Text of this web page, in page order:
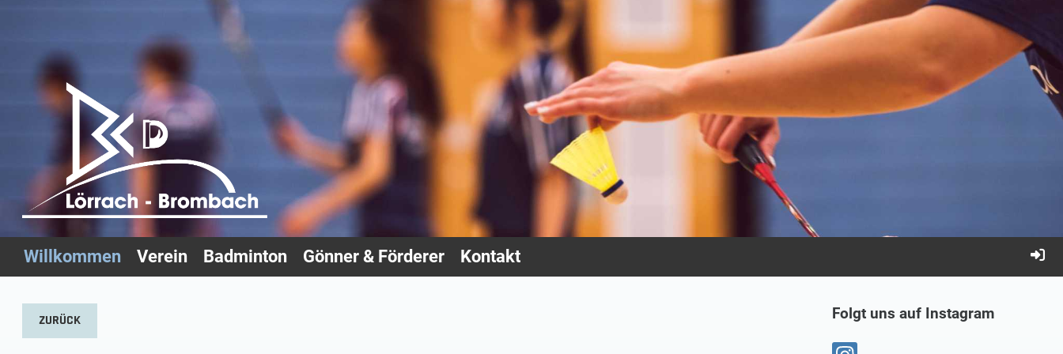
Willkommen Verein Badminton Gönner & Förderer Kontakt
ZURÜCK Folgt uns auf Instagram